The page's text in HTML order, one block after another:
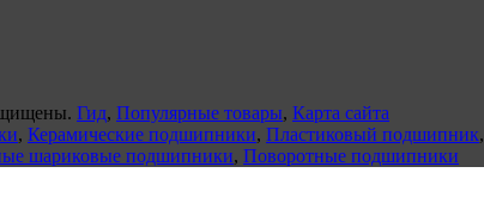
Гид, Популярные товары, Карта сайта
, Керамические подшипники, Пластиковый подшипник,
шариковые подшипники, Поворотные подшипники